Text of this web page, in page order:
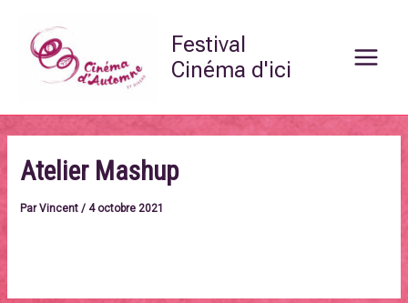
contenu
Festival
Cinéma d'ici
Menu
Atelier Mashup
ParVincent/4 octobre 2021